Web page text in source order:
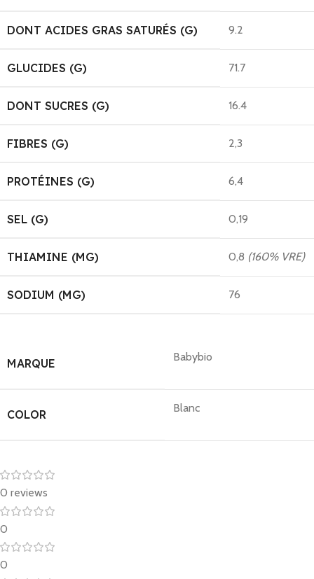
DONT ACIDES GRAS SATURÉS (G) 9.2
GLUCIDES (G) 71.7
DONT SUCRES (G) 16.4
FIBRES (G) 2,3
PROTÉINES (G) 6,4
SEL (G) 0,19
THIAMINE (MG) 0,8 (160% VRE)
SODIUM (MG) 76
MARQUE Babybio
COLOR Blanc
0 reviews
0
0